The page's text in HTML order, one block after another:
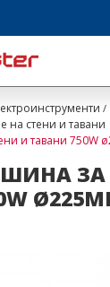
стени и тавани
и тавани 750W
ЗА